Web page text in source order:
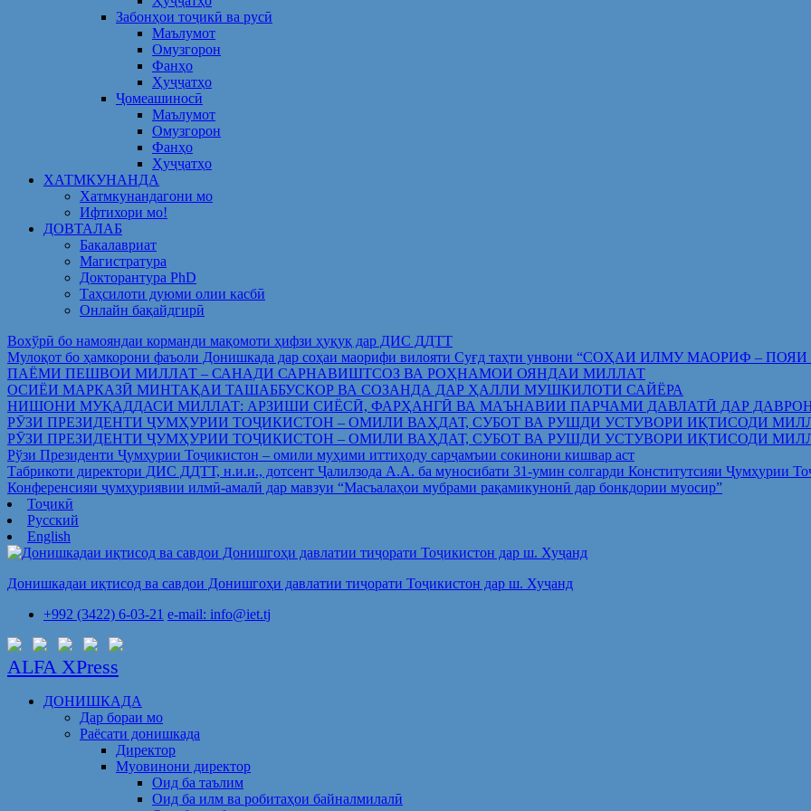
Забонҳои тоҷикӣ ва русӣ
Маълумот
Омузгорон
Фанҳо
Ҳуҷҷатҳо
Ҷомеашиносӣ
Маълумот
Омузгорон
Фанҳо
Ҳуҷҷатҳо
ХАТМКУНАНДА
Хатмкунандагони мо
Ифтихори мо!
ДОВТАЛАБ
Бакалавриат
Магистратура
Докторантура PhD
Таҳсилоти дуюми олии касбӣ
Онлайн бақайдгирӣ
Вохўрӣ бо намояндаи корманди мақомоти ҳифзи ҳуқуқ дар ДИС ДДТТ
Мулоқот бо ҳамкорони фаъоли Донишкада дар соҳаи маорифи вилояти Суғд таҳти унвони “СОҲАИ ИЛМУ МАОРИФ
ПАЁМИ ПЕШВОИ МИЛЛАТ – САНАДИ САРНАВИШТСОЗ ВА РОҲНАМОИ ОЯНДАИ МИЛЛАТ
ОСИЁИ МАРКАЗӢ МИНТАҚАИ ТАШАББУСКОР ВА СОЗАНДА ДАР ҲАЛЛИ МУШКИЛОТИ САЙЁРА
НИШОНИ МУҚАДДАСИ МИЛЛАТ: АРЗИШИ СИЁСӢ, ФАРҲАНГӢ ВА МАЪНАВИИ ПАРЧАМИ ДАВЛАТӢ ДАР
РӮЗИ ПРЕЗИДЕНТИ ҶУМҲУРИИ ТОҶИКИСТОН – ОМИЛИ ВАҲДАТ, СУБОТ ВА РУШДИ УСТУВОРИ ИҚТИСОДИ
РӮЗИ ПРЕЗИДЕНТИ ҶУМҲУРИИ ТОҶИКИСТОН – ОМИЛИ ВАҲДАТ, СУБОТ ВА РУШДИ УСТУВОРИ ИҚТИСОДИ
Рўзи Президенти Ҷумҳурии Тоҷикистон – омили муҳими иттиҳоду сарҷамъии сокинони кишвар аст
Табрикоти директори ДИС ДДТТ, н.и.и., дотсент Ҷалилзода А.А. ба муносибати 31-умин солгарди Конститутсияи Ҷумҳурии
Конференсияи ҷумҳуриявии илмӣ-амалӣ дар мавзуи “Масъалаҳои мубрами рақамикунонӣ дар бонкдории муосир”
Тоҷикӣ
Русский
English
Донишкадаи иқтисод ва савдои Донишгоҳи давлатии тиҷорати Тоҷикистон дар ш. Хуҷанд
+992 (3422) 6-03-21 e-mail: info@iet.tj
ALFA XPress
ДОНИШКАДА
Дар бораи мо
Раёсати донишкада
Директор
Муовинони директор
Оид ба таълим
Оид ба илм ва робитаҳои байналмилалӣ